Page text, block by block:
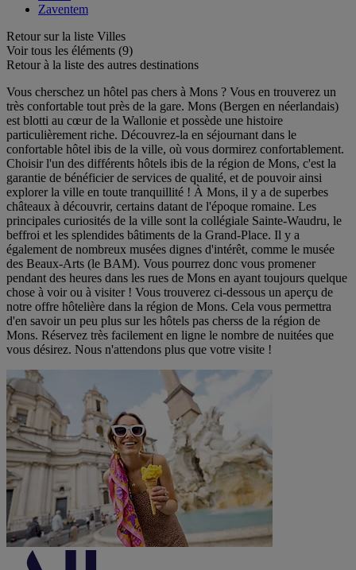
Zaventem
Retour sur la liste Villes
Voir tous les éléments (9)
Retour à la liste des autres destinations
Vous cherschez un hôtel pas chers à Mons ? Vous en trouverez un
très confortable tout près de la gare. Mons (Bergen en néerlandais)
est blotti au cœur de la Wallonie et possède une histoire
particulièrement riche. Découvrez-la en séjournant dans le
confortable hôtel ibis de la ville, où vous dormirez confortablement.
Choisir l'un des différents hôtels ibis de la région de Mons, c'est la
garantie de bénéficier de services de qualité, et de pouvoir ainsi
explorer la ville en toute tranquillité ! À Mons, il y a de superbes
châteaux à découvrir, certains datant de l'époque romaine. Les
principales curiosités de la ville sont la collégiale Sainte-Waudru, le
beffroi et les splendides bâtiments de la Grand-Place. Il y a
également de nombreux musées dignes d'intérêt, comme le musée
des Beaux-Arts (le BAM). Vous pourrez donc vous promener
pendant des heures dans les rues de Mons en ayant toujours quelque
chose à voir ou à visiter ! Vous trouverez ci-dessous un aperçu de
notre offre hôtelière dans la région de Mons. Cela vous permettra
d'en savoir un peu plus sur les hôtels pas cherss de la région de
Mons. Réservez très facilement en ligne le nombre de nuitées que
vous désirez. Nous n'attendons plus que votre visite !